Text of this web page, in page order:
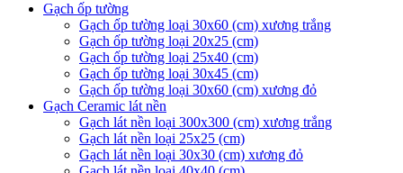
Gạch ốp tường
Gạch ốp tường loại 30x60 (cm) xương trắng
Gạch ốp tường loại 20x25 (cm)
Gạch ốp tường loại 25x40 (cm)
Gạch ốp tường loại 30x45 (cm)
Gạch ốp tường loại 30x60 (cm) xương đỏ
Gạch Ceramic lát nền
Gạch lát nền loại 300x300 (cm) xương trắng
Gạch lát nền loại 25x25 (cm)
Gạch lát nền loại 30x30 (cm) xương đỏ